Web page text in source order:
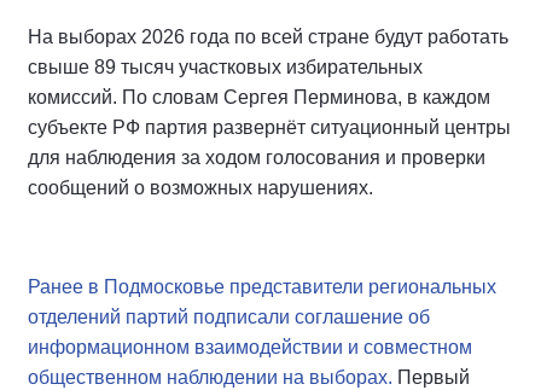
На выборах 2026 года по всей стране будут работать
свыше 89 тысяч участковых избирательных
комиссий. По словам Сергея Перминова, в каждом
субъекте РФ партия развернёт ситуационный центры
для наблюдения за ходом голосования и проверки
сообщений о возможных нарушениях.
Ранее в Подмосковье представители региональных
отделений партий подписали соглашение об
информационном взаимодействии и совместном
общественном наблюдении на выборах. Первый